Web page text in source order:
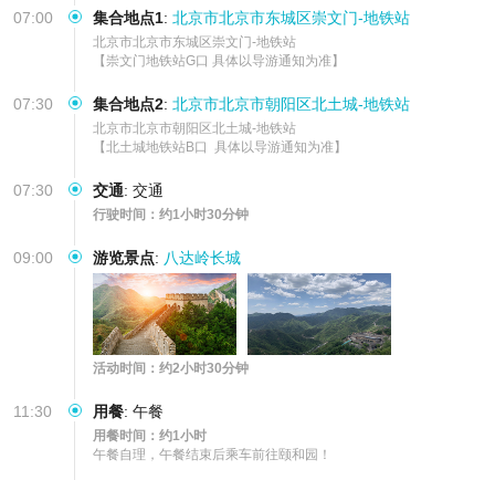
07:00 集合地点1: 北京市北京市东城区崇文门-地铁站
北京市北京市东城区崇文门-地铁站
【崇文门地铁站G口 具体以导游通知为准】
07:30 集合地点2: 北京市北京市朝阳区北土城-地铁站
北京市北京市朝阳区北土城-地铁站
【北土城地铁站B口  具体以导游通知为准】
07:30 交通: 交通
行驶时间：约1小时30分钟
09:00 游览景点: 八达岭长城
活动时间：约2小时30分钟
11:30 用餐: 午餐
用餐时间：约1小时
午餐自理，午餐结束后乘车前往颐和园！